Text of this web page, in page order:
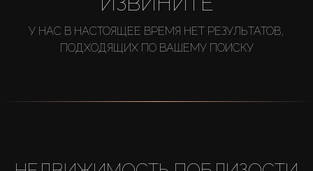
У НАС В НАСТОЯЩЕЕ ВРЕМЯ НЕТ РЕЗУЛЬТАТОВ,
ПОДХОДЯЩИХ ПО ВАШЕМУ ПОИСКУ